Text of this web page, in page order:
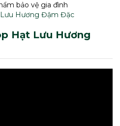
bảo vệ gia đình
Lưu Hương Đậm Đặc
Hạt Lưu Hương